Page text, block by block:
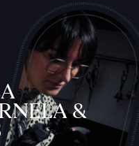
&